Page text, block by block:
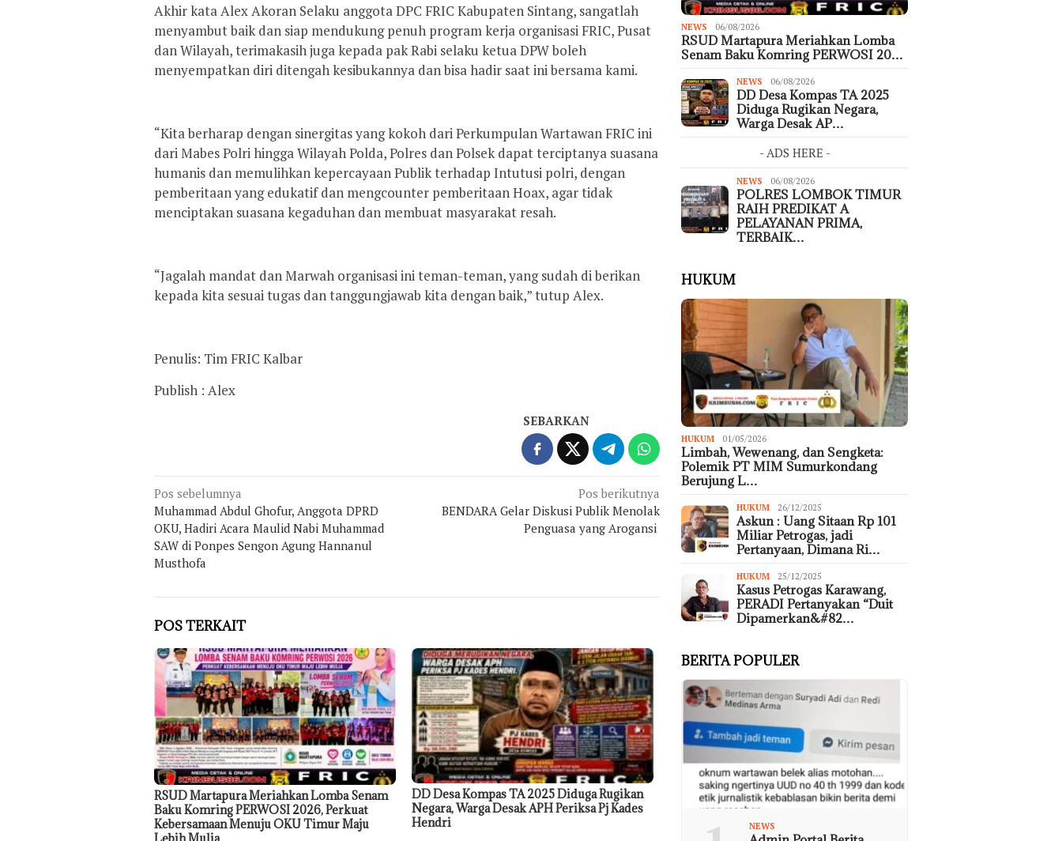
Akhir kata Alex Akoran Selaku anggota DPC FRIC Kabupaten Sintang, sangatlah
menyambut baik dan siap mendukung penuh program kerja organisasi FRIC, Pusat
dan Wilayah, terimakasih juga kepada pak Rabi selaku ketua DPW boleh
menyempatkan diri ditengah kesibukannya dan bisa hadir saat ini bersama kami.
“Kita berharap dengan sinergitas yang kokoh dari Perkumpulan Wartawan FRIC ini
dari Mabes Polri hingga Wilayah Polda, Polres dan Polsek dapat terciptanya suasana
humanis dan memulihkan kepercayaan Publik terhadap Intutusi polri, dengan
pemberitaan yang edukatif dan mengcounter pemberitaan Hoax, agar tidak
menciptakan suasana kegaduhan dan membuat masyarakat resah.
“Jagalah mandat dan Marwah organisasi ini teman-teman, yang sudah di berikan
kepada kita sesuai tugas dan tanggungjawab kita dengan baik,” tutup Alex.
Penulis: Tim FRIC Kalbar
Publish : Alex
SEBARKAN
Navigasi
pos
Pos sebelumnya
Muhammad Abdul Ghofur, Anggota DPRD
OKU, Hadiri Acara Maulid Nabi Muhammad
SAW di Ponpes Sengon Agung Hannanul
Musthofa
Pos berikutnya
BENDARA Gelar Diskusi Publik Menolak
Penguasa yang Arogansi
POS TERKAIT
RSUD Martapura Meriahkan Lomba Senam
Baku Komring PERWOSI 2026, Perkuat
Kebersamaan Menuju OKU Timur Maju
DD Desa Kompas TA 2025 Diduga Rugikan
Negara, Warga Desak APH Periksa Pj Kades
Hendri
NEWS 06/08/2026
RSUD Martapura Meriahkan Lomba
Senam Baku Komring PERWOSI 20…
NEWS 06/08/2026
DD Desa Kompas TA 2025
Diduga Rugikan Negara,
Warga Desak AP…
- ADS HERE -
NEWS 06/08/2026
POLRES LOMBOK TIMUR
RAIH PREDIKAT A
PELAYANAN PRIMA,
TERBAIK…
HUKUM
HUKUM 01/05/2026
Limbah, Wewenang, dan Sengketa:
Polemik PT MIM Sumurkondang
Berujung L…
HUKUM 26/12/2025
Askun : Uang Sitaan Rp 101
Miliar Petrogas, jadi
Pertanyaan, Dimana Ri…
HUKUM 25/12/2025
Kasus Petrogas Karawang,
PERADI Pertanyakan “Duit
Dipamerkan&#82…
BERITA POPULER
NEWS